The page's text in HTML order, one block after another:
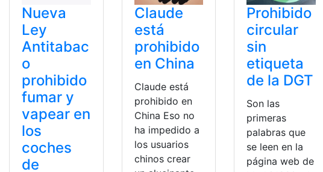
Nueva
Ley
Antitabac
o
prohibido
fumar y
vapear en
los
coches
de
Claude
está
prohibido
en China
Claude está
prohibido en
China Eso no
ha impedido a
los usuarios
chinos crear
Prohibido
circular
sin
etiqueta
de la DGT
Son las
primeras
palabras que
se leen en la
página web de